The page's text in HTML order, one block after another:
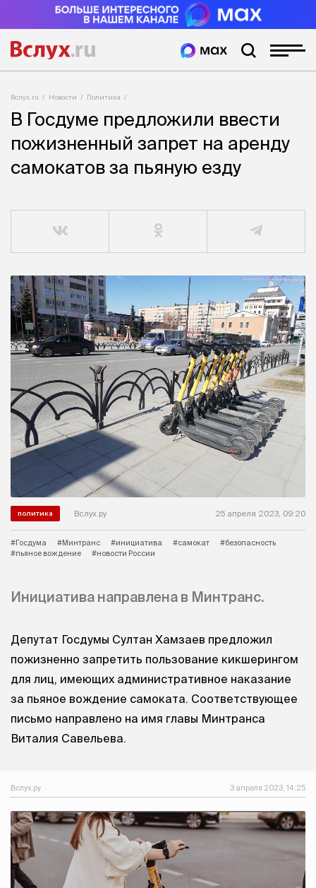
Вслух.ru Новости Политика
В Госдуме предложили ввести
пожизненный запрет на аренду
самокатов за пьяную езду
политика Вслух.ру 25 апреля 2023, 09:20
#Госдума #Минтранс #инициатива #самокат
#безопасность
#пьяное вождение
#новости России
Инициатива направлена в Минтранс.
Депутат Госдумы Султан Хамзаев предложил
пожизненно запретить пользование кикшерингом
для лиц, имеющих административное наказание
за пьяное вождение самоката. Соответствующее
письмо направлено на имя главы Минтранса
Виталия Савельева.
Вслух.ру 3 апреля 2023, 14:25